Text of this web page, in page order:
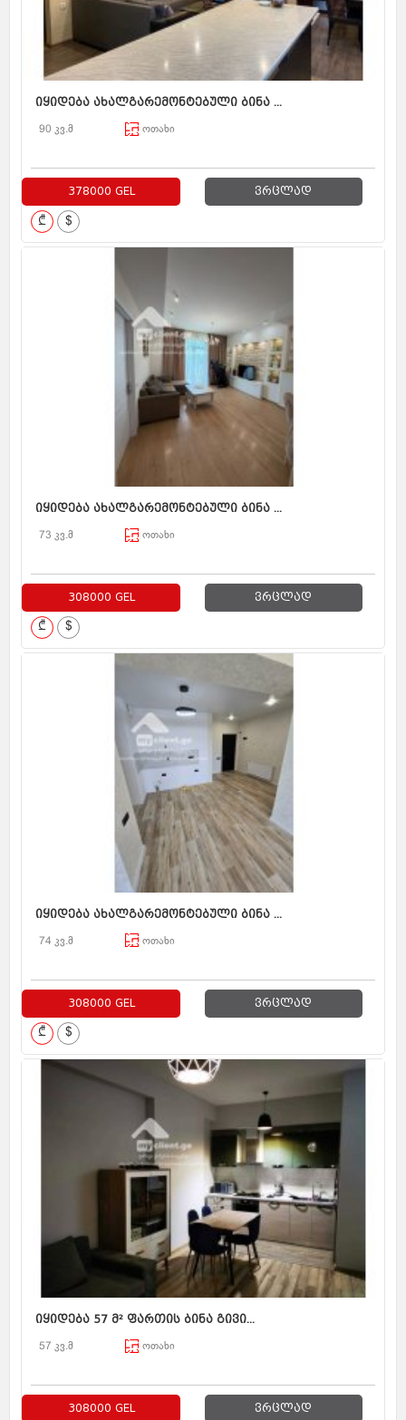
იყიდება ახალგარემონტებული ბინა ...
90 კვ.მ ოთახი
378000 GEL ვრცლად
₾ $
იყიდება ახალგარემონტებული ბინა ...
73 კვ.მ ოთახი
308000 GEL ვრცლად
₾ $
იყიდება ახალგარემონტებული ბინა ...
74 კვ.მ ოთახი
308000 GEL ვრცლად
₾ $
იყიდება 57 მ² ფართის ბინა გივი...
57 კვ.მ ოთახი
308000 GEL ვრცლად